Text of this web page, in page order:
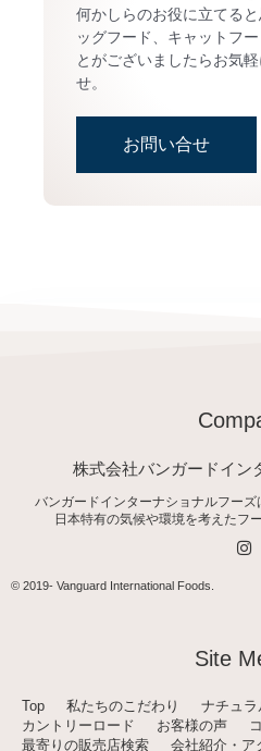
何かしらのお役に立てる
ッグフード、キャットフ
とがございましたらお気
せ。
お問い合せ
株式会社バンガードイン
バンガードインターナショナルフーズ
日本特有の気候や環境を考えたフ
I
n
a
m
© 2019- Vanguard International Foods
Site
Top 私たちのこだわり
ナチュラ
カントリーロード
お客様の声
最寄りの販売店検索
会社紹介・ア